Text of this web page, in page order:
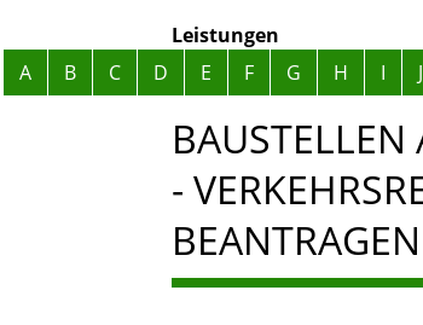
Leistungen
Alphabetisches Register
A B C D E F G H I J
BAUSTELLEN
EANTRAGEN